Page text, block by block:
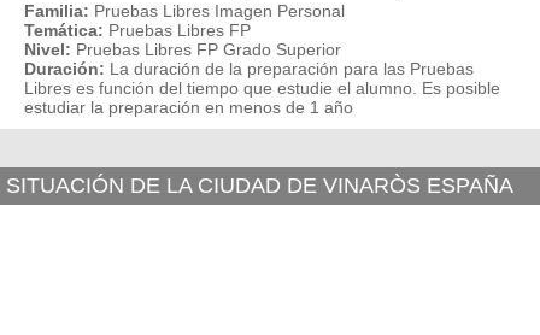
Familia: Pruebas Libres Imagen Personal
Temática: Pruebas Libres FP
Nivel: Pruebas Libres FP Grado Superior
Duración: La duración de la preparación para las Pruebas
Libres es función del tiempo que estudie el alumno. Es posible
estudiar la preparación en menos de 1 año
SITUACIÓN DE LA CIUDAD DE VINARÒS ESPAÑA